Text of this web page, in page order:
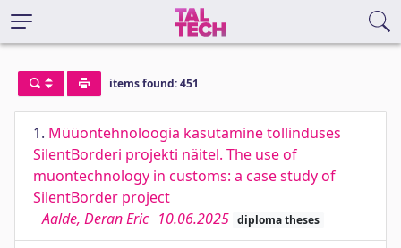
items found: 451
1. Müüontehnoloogia kasutamine tollinduses
SilentBorderi projekti näitel. The use of
muontechnology in customs: a case study of
SilentBorder project
Aalde, Deran Eric 10.06.2025 diploma theses